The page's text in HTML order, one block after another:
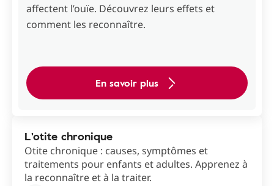
affectent l’ouïe. Découvrez leurs effets et
comment les reconnaître.
En savoir plus
L'otite chronique
Otite chronique : causes, symptômes et
traitements pour enfants et adultes. Apprenez à
la reconnaître et à la traiter.